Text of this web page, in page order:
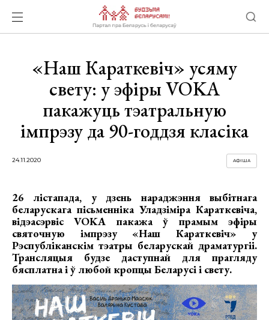
«Наш Караткевіч» усяму
свету: у эфіры VOKA
пакажуць тэатральную
імпрэзу да 90-годдзя класіка
24.11.2020 АФІША
26 лістапада, у дзень нараджэння выбітнага
беларускага пісьменніка Уладзіміра Караткевіча,
відэасэрвіс VOKA пакажа ў прамым эфіры
святочную імпрэзу «Наш Караткевіч» у
Рэспубліканскім тэатры беларускай драматургіі.
Трансляцыя будзе даступнай для прагляду
бясплатна і ў любой кропцы Беларусі і свету.